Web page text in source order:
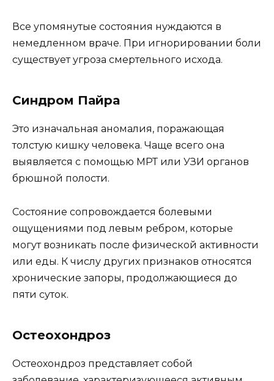
Все упомянутые состояния нуждаются в
немедленном враче. При игнорировании боли
существует угроза смертельного исхода.
Синдром Пайра
Это изначальная аномалия, поражающая
толстую кишку человека. Чаще всего она
выявляется с помощью МРТ или УЗИ органов
брюшной полости.
Состояние сопровождается болевыми
ощущениями под левым ребром, которые
могут возникать после физической активности
или еды. К числу других признаков относятся
хронические запоры, продолжающиеся до
пяти суток.
Остеохондроз
Остеохондроз представляет собой